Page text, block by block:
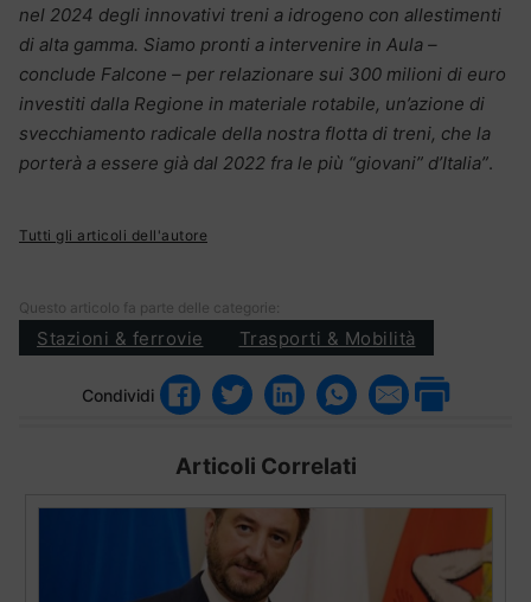
nel 2024 degli innovativi treni a idrogeno con allestimenti
di alta gamma. Siamo pronti a intervenire in Aula –
conclude Falcone – per relazionare sui 300 milioni di euro
investiti dalla Regione in materiale rotabile, un’azione di
svecchiamento radicale della nostra flotta di treni, che la
porterà a essere già dal 2022 fra le più “giovani” d’Italia”.
Tutti gli articoli dell'autore
Questo articolo fa parte delle categorie:
Stazioni & ferrovie Trasporti & Mobilità
Condividi
Articoli Correlati